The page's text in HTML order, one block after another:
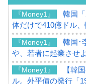
『Money1』
韓国
体だけで410億ドル
『Money1』
韓国･
や、若者に起業させ
『Money1』
【韓
ル。外平債の発行「